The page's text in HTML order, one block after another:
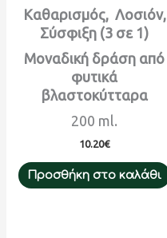
Καθαρισμός, Λοσιόν,
Σύσφιξη (3 σε 1)
Μοναδική δράση από
φυτικά
βλαστοκύτταρα
200 ml.
10.20€
Προσθήκη στο καλάθι